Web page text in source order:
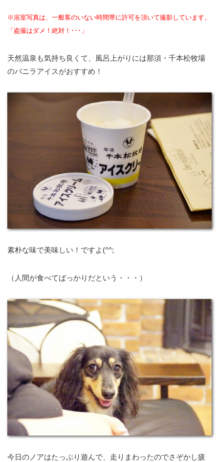
※浴室写真は、一般客のいない時間帯に許可を頂いて撮影しています。
「盗撮はダメ！絶対！･･･」
天然温泉も気持ち良くて、風呂上がりには那須・千本松牧場
のバニラアイスがおすすめ！
素朴な味で美味しい！ですよ(^^;
（人間が食べてばっかりだという・・・）
今日のノアはたっぷり遊んで、走りまわったのでさぞかし疲